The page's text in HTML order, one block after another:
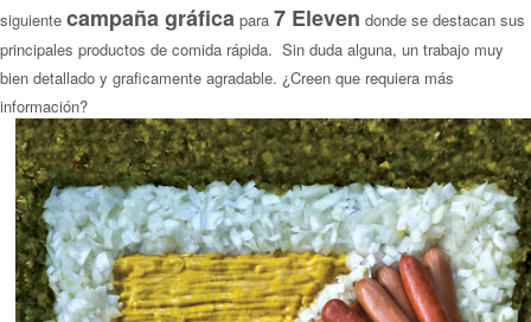
siguiente campaña gráfica para 7 Eleven donde se destacan sus
principales productos de comida rápida. Sin duda alguna, un trabajo muy
bien detallado y graficamente agradable. ¿Creen que requiera más
información?